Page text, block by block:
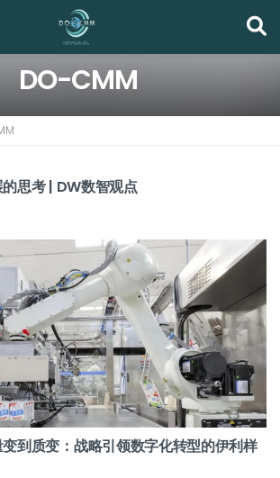
DO-CMM
思考 | DW数智观点
变到质变：战略引领数字化转型的伊利样